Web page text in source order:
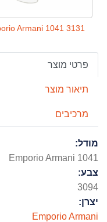
Armani 1041 3131
פרטי מוצר
תיאור מוצר
מרכיבים
מודל:
Emporio Armani 1041
צבע:
3094
יצרן:
Emporio Armani